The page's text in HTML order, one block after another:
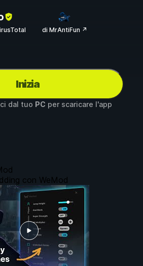
di MrAntiFun ↗
Inizia
dal tuo PC per scaricare l'app
con WeMod